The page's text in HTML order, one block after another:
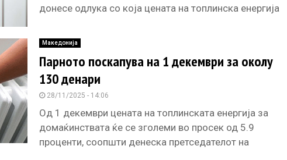
донесе одлука со која цената на топлинска енергија
Македонија
Парното поскапува на 1 декември за околу
130 денари
28/11/2025 - 14:06
Од 1 декември цената на топлинската енергија за
домаќинствата ќе се зголеми во просек од 5.9
проценти, соопшти денеска претседателот на